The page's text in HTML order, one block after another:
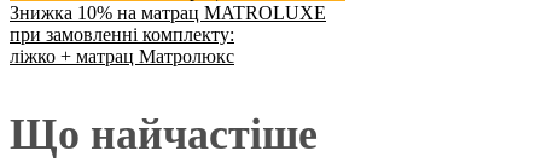
Знижка 10% на матрац MATROLUXE
при замовленні комплекту:
ліжко + матрац Матролюкс
Що найчастіше